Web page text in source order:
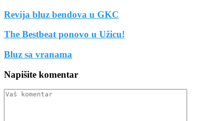
Revija bluz bendova u GKC
The Bestbeat ponovo u Užicu!
Bluz sa vranama
Napišite komentar